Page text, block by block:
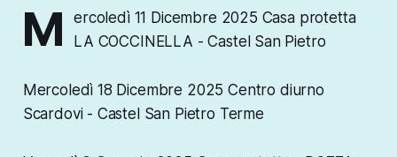
M
ercoledì 11 Dicembre 2025 Casa protetta
LA COCCINELLA - Castel San Pietro
Mercoledì 18 Dicembre 2025 Centro diurno
Scardovi - Castel San Pietro Terme